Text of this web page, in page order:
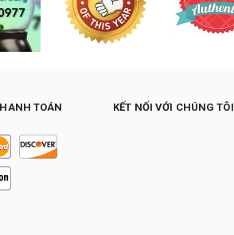
TOÁN KẾT NỐI VỚI CHÚNG TÔI